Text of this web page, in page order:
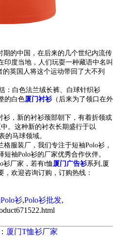
期的中国，在后来的几个世纪内流传
度当地，人们玩耍一种藏语中名叫
英国人将这个运动带回了大不列
：白色法兰绒长裤、白球针织衫
的白色厦门衬衫 （后来为了领口在外
衫，新的衬衫颈部朝下，有着折领或
。这种新的衬衣长期盛行于以
的马球领域。
格服装厂，我们专注于短袖Polo衫 ，
短袖Polo衫的厂家优秀合作伙伴。
衫厂家 ，若有t恤 厦门广告衫系列,厦
，欢迎咨询订购，订购热线：
衫,Polo衫批发,
厦门T恤衫厂家